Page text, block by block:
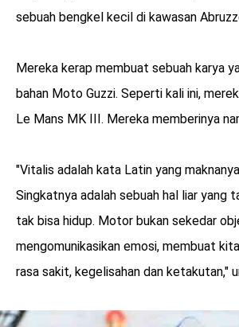
menarik
sebuah bengkel kecil di kawasan
Mereka kerap membuat sebuah karya
bahan Moto Guzzi. Seperti kali ini,
Le Mans MK III. Mereka memberinya
"Vitalis adalah kata Latin yang
Singkatnya adalah sebuah hal liar yang
tak bisa hidup. Motor bukan sekedar
mengomunikasikan emosi, membuat
rasa sakit, kegelisahan dan ketakutan,"